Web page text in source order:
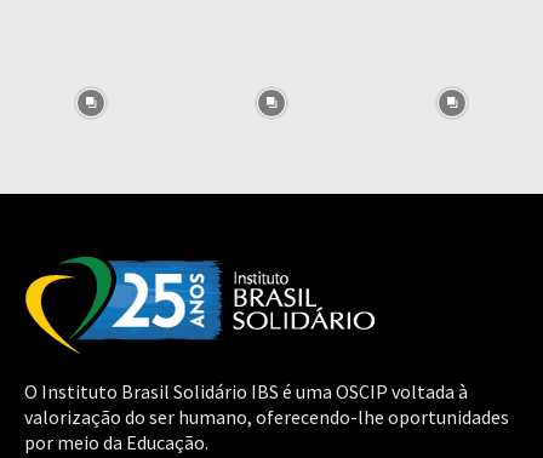
O Instituto Brasil Solidário IBS é uma OSCIP voltada à
valorização do ser humano, oferecendo-lhe oportunidades
por meio da Educação.